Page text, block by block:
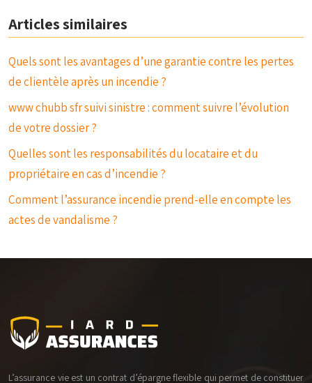
Articles similaires
Quels sont les avantages d’une garantie contre les pertes
de clientèle après un incendie ?
www chubb sfr suivi sinistre : comment suivre l’évolution
de votre dossier ?
Quelles sont les responsabilités du locataire et du
propriétaire en cas d’incendie ?
Comment l’assurance incendie prend-elle en compte les
actes de vandalisme ?
L’assurance vie est un contrat d’épargne flexible qui permet de constituer